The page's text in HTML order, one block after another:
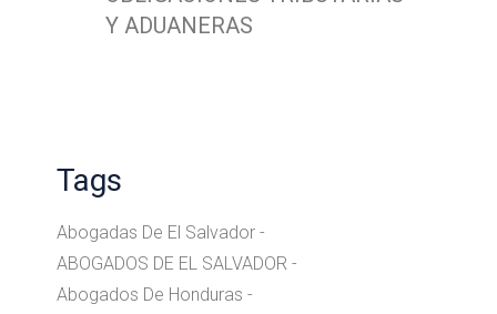
Y ADUANERAS
Tags
Abogadas De El Salvador
ABOGADOS DE EL SALVADOR
Abogados De Honduras